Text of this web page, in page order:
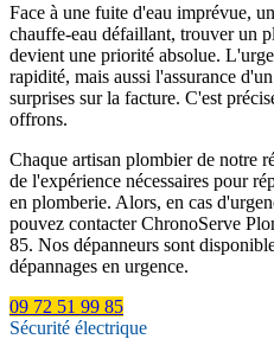
Face à une fuite d'eau imprévue,
chauffe-eau défaillant, trouver un
devient une priorité absolue.
rapidité, mais aussi l'assurance
surprises sur la facture. C'est
offrons.
Chaque artisan plombier de notre
de l'expérience nécessaires pour
en plomberie. Alors, en cas
pouvez contacter ChronoServe
85. Nos dépanneurs sont
dépannages en urgence.
09 72 51 99 85
Sécurité électrique